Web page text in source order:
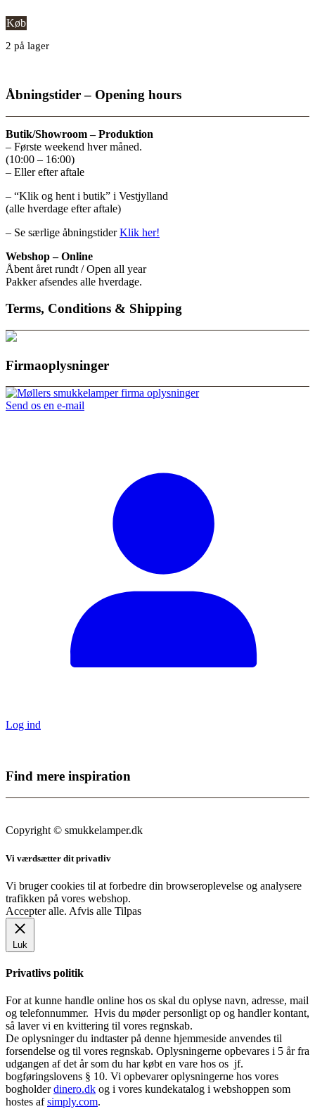
Køb
2 på lager
Åbningstider – Opening hours
Butik/Showroom – Produktion
– Første weekend hver måned.
(10:00 – 16:00)
– Eller efter aftale
– “Klik og hent i butik” i Vestjylland
(alle hverdage efter aftale)
– Se særlige åbningstiderKlik her!
Webshop – Online
Åbent året rundt / Open all year
Pakker afsendes alle hverdage.
Terms, Conditions & Shipping
Firmaoplysninger
Send os en e-mail
Log ind
Find mere inspiration
Copyright © smukkelamper.dk
Vi værdsætter dit privatliv
Vi bruger cookies til at forbedre din browseroplevelse og analysere
trafikken på vores webshop.
Accepter alle. Afvis alle Tilpas
Luk
Privatlivs politik
For at kunne handle online hos os skal du oplyse navn, adresse, mail
og telefonnummer. Hvis du møder personligt op og handler kontant,
så laver vi en kvittering til vores regnskab.
De oplysninger du indtaster på denne hjemmeside anvendes til
forsendelse og til vores regnskab. Oplysningerne opbevares i 5 år fra
udgangen af det år som du har købt en vare hos os jf.
bogføringslovens § 10. Vi opbevarer oplysningerne hos vores
bogholderdinero.dk og i vores kundekatalog i webshoppen som
hostes afsimply.com.